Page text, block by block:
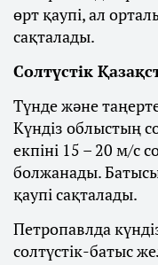
өрт қаупі, ал
сақталады.
Солтүстік
Түнде және
Күндіз облыстың
екпіні 15 – 20 м/с
болжанады.
қаупі сақталады.
Петропавлда
солтүстік-батыс